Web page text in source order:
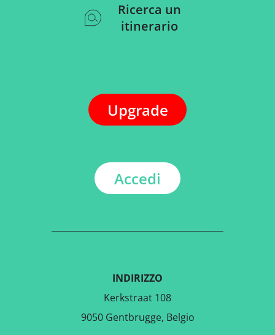
Ricerca un
itinerario
Upgrade
Accedi
INDIRIZZO
Kerkstraat 108
9050 Gentbrugge, Belgio